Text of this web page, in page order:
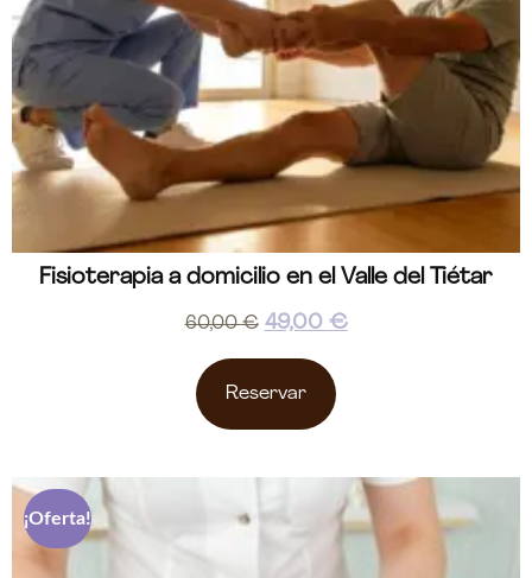
Fisioterapia a domicilio en el Valle del Tiétar
60,00€ 49,00 €
Reservar
¡Oferta!